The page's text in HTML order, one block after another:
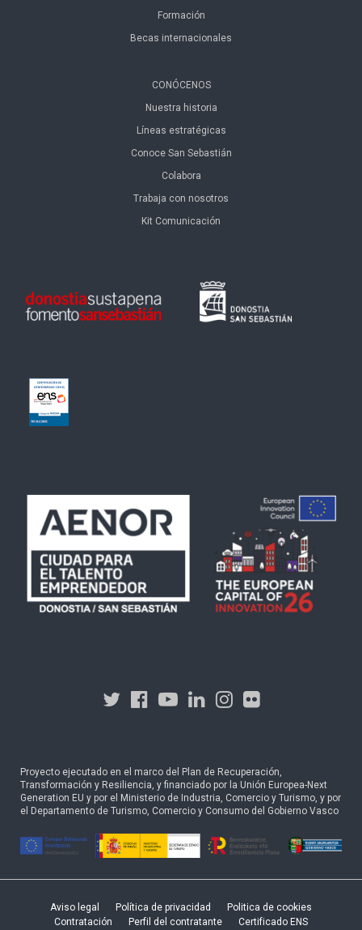
Formación
Becas internacionales
CONÓCENOS
Nuestra historia
Líneas estratégicas
Conoce San Sebastián
Colabora
Trabaja con nosotros
Kit Comunicación
Proyecto ejecutado en el marco del Plan de Recuperación,
Transformación y Resiliencia, y financiado por la Unión Europea-Next
Generation EU y por el Ministerio de Industria, Comercio y Turismo, y por
el Departamento de Turismo, Comercio y Consumo del Gobierno Vasco
Aviso legal Política de privacidad
Politica de cookies
Contratación
Perfil del contratante Certificado ENS